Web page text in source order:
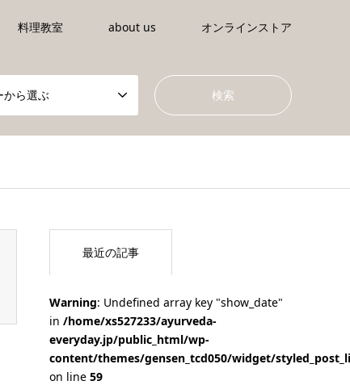
料理教室 about us オンラインストア
から選ぶ
最近の記事
Warning: Undefined array key "show_date"
in /home/xs527233/ayurveda-
everyday.jp/public_html/wp-
content/themes/gensen_tcd050/widget/
on line 59